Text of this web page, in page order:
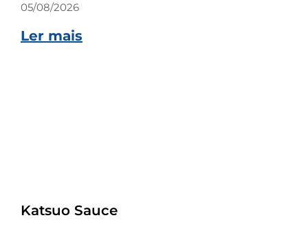
05/08/2026
Ler mais
Katsuo Sauce